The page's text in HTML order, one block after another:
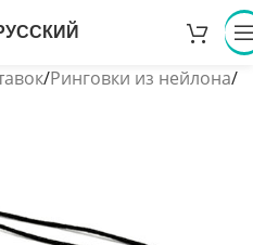
/Ринговки из нейлона/